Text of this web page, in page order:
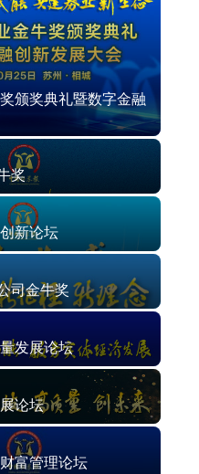
颁奖典礼暨数字金融
奖
新论坛
司金牛奖
发展论坛
论坛
富管理论坛